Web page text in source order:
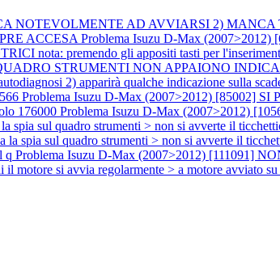
NOTEVOLMENTE AD AVVIARSI 2)
ACCESA Problema Isuzu D-Max
nota: premendo gli appositi tasti per
STRUMENTI NON APPAIONO
2) apparirà qualche indicazione sulla
Problema Isuzu D-Max (2007>2012) [85002]
176000 Problema Isuzu D-Max (2007>2012)
sul quadro strumenti > non si avverte il
spia sul quadro strumenti > non si avverte il
q Problema Isuzu D-Max (2007>2012) [111091]
si avvia regolarmente > a motore avviato